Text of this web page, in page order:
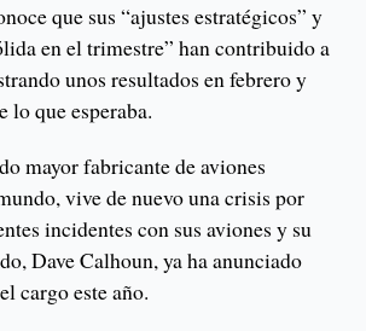
que sus “ajustes estratégicos” y
en el trimestre” han contribuido a
unos resultados en febrero y
lo que esperaba.
mayor fabricante de aviones
vive de nuevo una crisis por
incidentes con sus aviones y su
Dave Calhoun, ya ha anunciado
cargo este año.